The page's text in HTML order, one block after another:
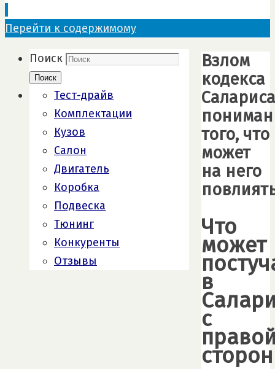
Перейти к содержимому
Взлом
кодекса
того, что
может
на него
Что
может
в
с
Поиск
Поиск
Тест-драйв
Комплектации
Кузов
Салон
Двигатель
Коробка
Подвеска
Тюнинг
Конкуренты
Отзывы